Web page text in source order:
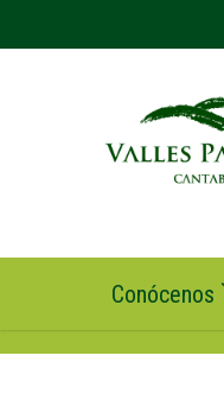
Conócenos